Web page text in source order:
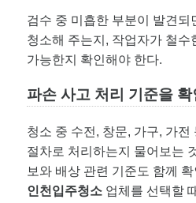
검수 중 미흡한 부분이 발견되
청소해 주는지, 작업자가 철수
가능한지 확인해야 한다.
파손 사고 처리 기준을
청소 중 수전, 창문, 가구, 가전
절차로 처리하는지 물어보는
보와 배상 관련 기준도 함께
인천입주청소 업체를 선택할